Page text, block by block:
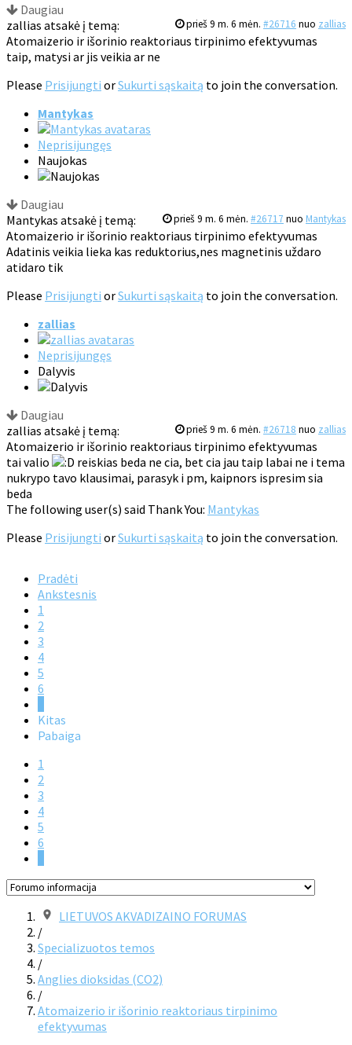
Daugiau
prieš 9 m. 6 mėn. #26716 nuo zallias
zallias atsakė į temą:
Atomaizerio ir išorinio reaktoriaus tirpinimo efektyvumas
taip, matysi ar jis veikia ar ne
Please Prisijungti orSukurti sąskaitą to join the conversation.
Mantykas
Neprisijungęs
Naujokas
Daugiau
prieš 9 m. 6 mėn. #26717 nuo Mantykas
Mantykas atsakė į temą:
Atomaizerio ir išorinio reaktoriaus tirpinimo efektyvumas
Adatinis veikia lieka kas reduktorius,nes magnetinis uždaro
atidaro tik
Please Prisijungti orSukurti sąskaitą to join the conversation.
zallias
Neprisijungęs
Dalyvis
Daugiau
prieš 9 m. 6 mėn. #26718 nuo zallias
zallias atsakė į temą:
Atomaizerio ir išorinio reaktoriaus tirpinimo efektyvumas
tai valio
reiskias beda ne cia, bet cia jau taip labai ne i tema
nukrypo tavo klausimai, parasyk i pm, kaipnors ispresim sia
beda
The following user(s) said Thank You: Mantykas
Please Prisijungti orSukurti sąskaitą to join the conversation.
Pradėti
Ankstesnis
1
2
3
4
5
6
Kitas
Pabaiga
1
2
3
4
5
6
LIETUVOS AKVADIZAINO FORUMAS
/
Specializuotos temos
/
Anglies dioksidas (CO2)
/
Atomaizerio ir išorinio reaktoriaus tirpinimo
efektyvumas